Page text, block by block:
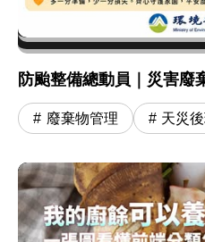
防颱整備總動員｜災害廢
廢棄物管理 天災